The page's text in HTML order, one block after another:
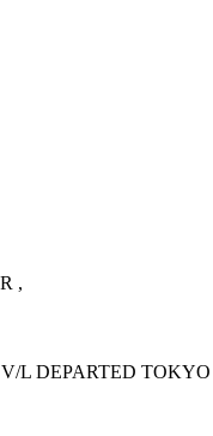
,
L DEPARTED TOKYO